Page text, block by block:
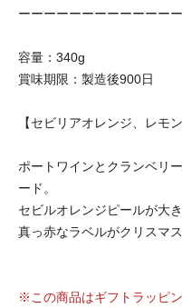
ーーーーーーーーーーーー
容量：340g
賞味期限：製造後900日
【セビリアオレンジ、レモ
ポートワインとクランベリ
ード。
セビルオレンジピールが大
真っ赤なラベルがクリスマ
※この商品はギフトラッピン